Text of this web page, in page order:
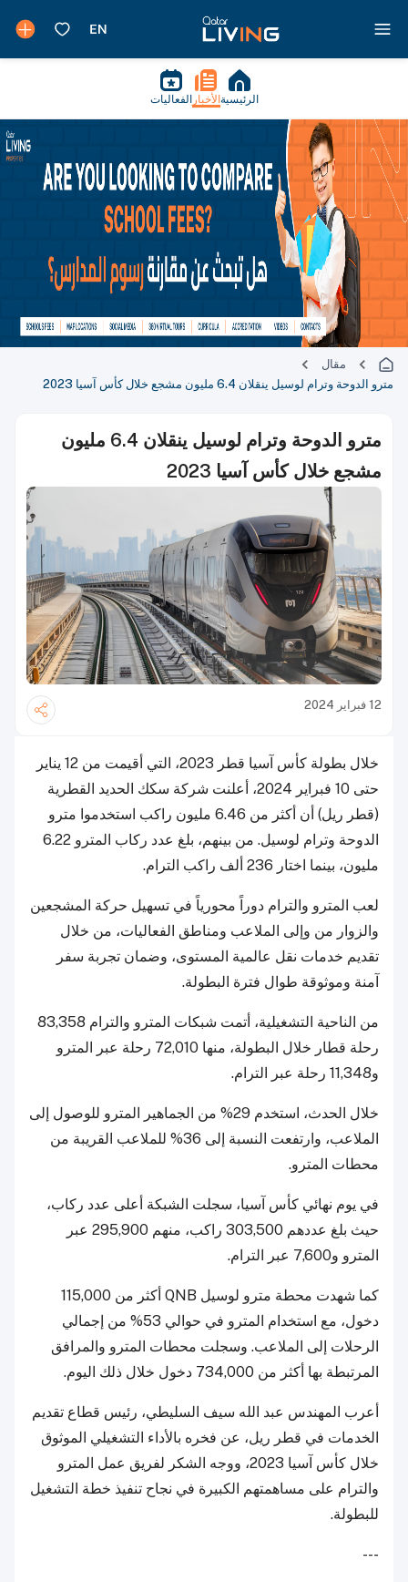
الرئيسية الأخبار الفعاليات
مقال
مترو الدوحة وترام لوسيل ينقلان 6.4 مليون مشجع خلال كأس آسيا 2023
مترو الدوحة وترام لوسيل ينقلان 6.4 مليون
مشجع خلال كأس آسيا 2023
12 فبراير 2024
خلال بطولة كأس آسيا قطر 2023، التي أقيمت من 12 يناير
حتى 10 فبراير 2024، أعلنت شركة سكك الحديد القطرية
(قطر ريل) أن أكثر من 6.46 مليون راكب استخدموا مترو
الدوحة وترام لوسيل. من بينهم، بلغ عدد ركاب المترو 6.22
مليون، بينما اختار 236 ألف راكب الترام.
لعب المترو والترام دوراً محورياً في تسهيل حركة المشجعين
والزوار من وإلى الملاعب ومناطق الفعاليات، من خلال
تقديم خدمات نقل عالمية المستوى، وضمان تجربة سفر
آمنة وموثوقة طوال فترة البطولة.
من الناحية التشغيلية، أتمت شبكات المترو والترام 83,358
رحلة قطار خلال البطولة، منها 72,010 رحلة عبر المترو
و11,348 رحلة عبر الترام.
خلال الحدث، استخدم 29% من الجماهير المترو للوصول إلى
الملاعب، وارتفعت النسبة إلى 36% للملاعب القريبة من
محطات المترو.
في يوم نهائي كأس آسيا، سجلت الشبكة أعلى عدد ركاب،
حيث بلغ عددهم 303,500 راكب، منهم 295,900 عبر
المترو و7,600 عبر الترام.
كما شهدت محطة مترو لوسيل QNB أكثر من 115,000
دخول، مع استخدام المترو في حوالي 53% من إجمالي
الرحلات إلى الملاعب. وسجلت محطات المترو والمرافق
المرتبطة بها أكثر من 734,000 دخول خلال ذلك اليوم.
أعرب المهندس عبد الله سيف السليطي، رئيس قطاع تقديم
الخدمات في قطر ريل، عن فخره بالأداء التشغيلي الموثوق
خلال كأس آسيا 2023، ووجه الشكر لفريق عمل المترو
والترام على مساهمتهم الكبيرة في نجاح تنفيذ خطة التشغيل
للبطولة.
---